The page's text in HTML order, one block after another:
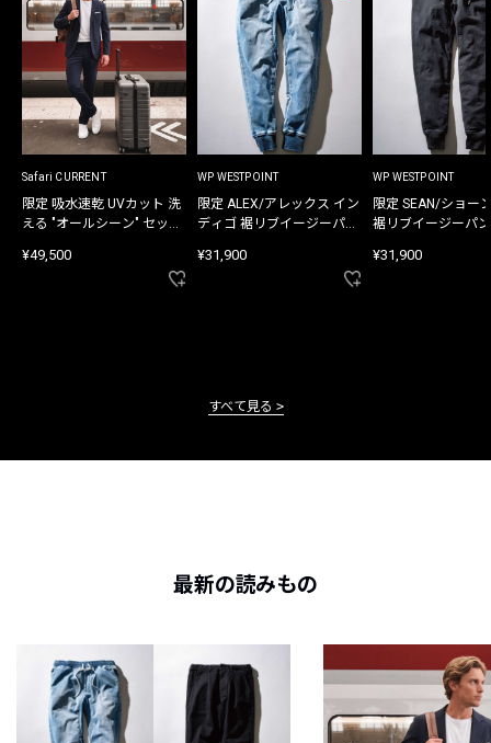
Safari CURRENT
限定 吸水速乾 UVカット 洗
える "オールシーン" セット
¥49,500
WP WESTPOINT
限定 ALEX/アレックス イン
ディゴ 裾リブイージーパン
¥31,900
WP WESTPOINT
限定 SEAN/ショー
裾リブイージーパ
¥31,900
すべて見る
最新の読みもの